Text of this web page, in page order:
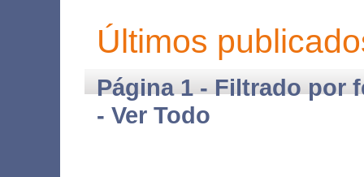
Últimos
Página 1 - Filtrado por
- Ver Todo